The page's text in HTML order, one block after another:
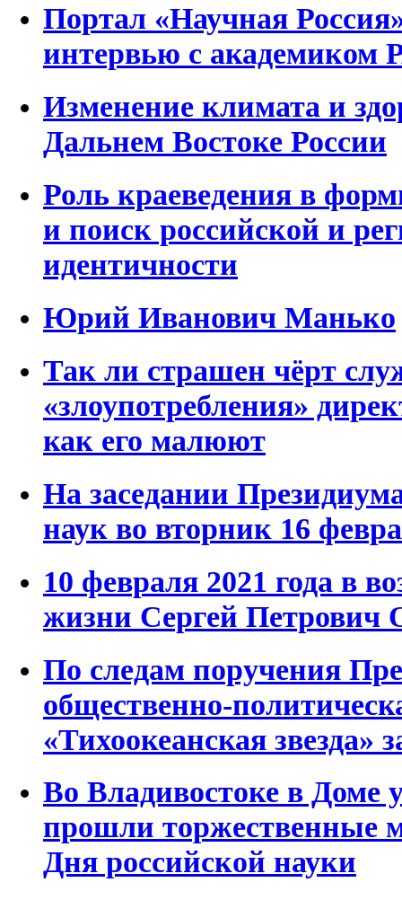
Портал «Научная
интервью с академиком
Изменение климата и
Дальнем Востоке России
Роль краеведения в
и поиск российской и
идентичности
Юрий Иванович Манько
Так ли страшен чёрт
«злоупотребления»
как его малюют
На заседании
наук во вторник 16
10 февраля 2021 года в
жизни Сергей Петрович
По следам поручения
общественно-
«Тихоокеанская звезда»
Во Владивостоке в
прошли торжественные
Дня российской науки